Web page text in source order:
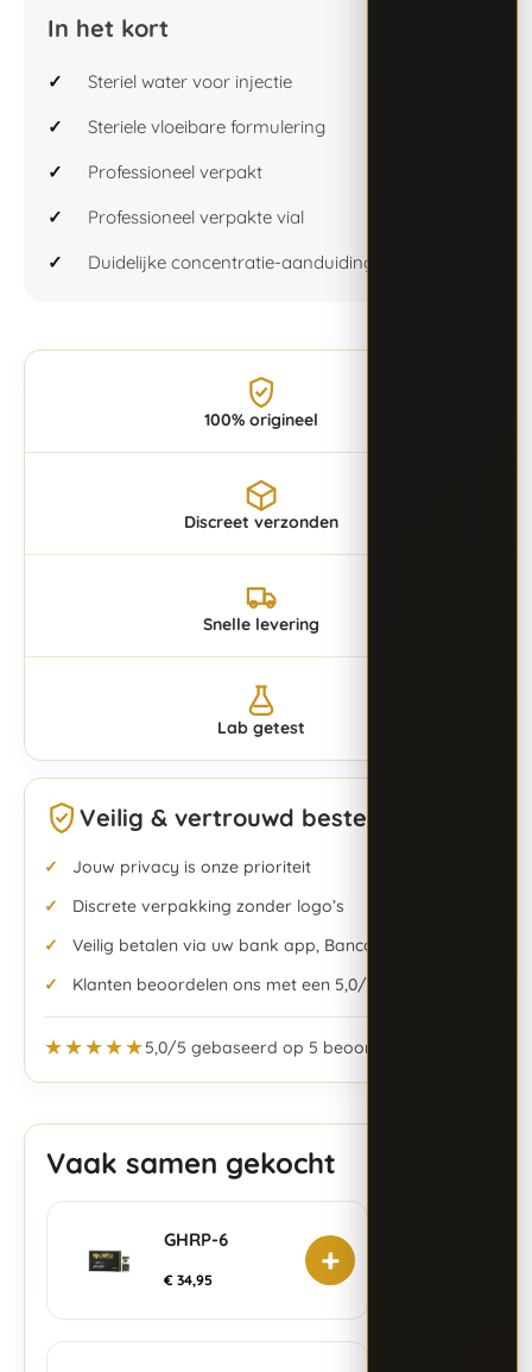
In het kort
Steriel water voor injectie
Steriele vloeibare formulering
Professioneel verpakt
Professioneel verpakte vial
Duidelijke concentratie-aanduiding
100% origineel
Discreet verzonden
Snelle levering
Lab getest
Veilig & vertrouwd bestellen
Jouw privacy is onze prioriteit
Discrete verpakking zonder logo’s
Veilig betalen via uw bank app, Bancontact & meer
Klanten beoordelen ons met een 5,0/5
★★★★★5,0/5 gebaseerd op 5 beoordelingen
Vaak samen gekocht
GHRP-6
€ 34,95 +